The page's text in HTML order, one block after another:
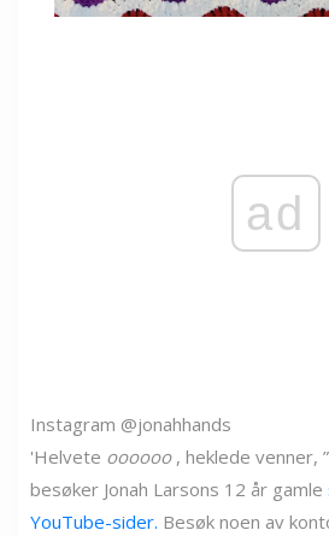
ad
Instagram @jonahhands
'Helvete oooooo, heklede venner,
besøker Jonah Larsons 12 år gamle
YouTube-sider. Besøk noen av